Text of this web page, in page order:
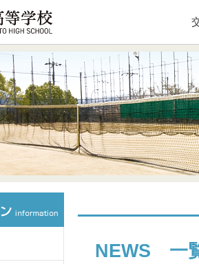
NEWS 一